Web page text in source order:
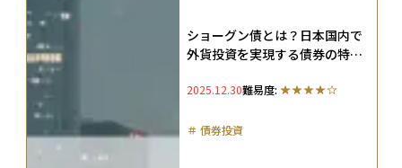
ショーグン債とは？日本国内で
外貨投資を実現する債券の特徴
2025.12.30難易度:
＃ 債券投資